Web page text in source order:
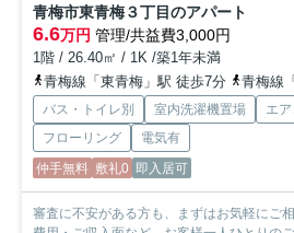
青梅市東青梅３丁目のアパート
6.6万円 管理/共益費3,000円
1階 / 26.40㎡ / 1K /築1年未満
青梅線「東青梅」駅 徒歩7分
青梅線
バス・トイレ別 室内洗濯機置場 エ
フローリング
電気有
仲手無料 敷礼0 即入居可
審査に不安がある方も、まずはお気軽にご相談くださ